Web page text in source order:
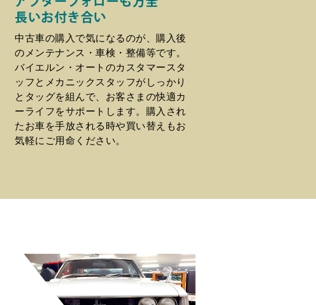
長いお付き合い
中古車の購入で気になるのが、購入後
のメンテナンス・車検・整備等です。
バイエルン・オートのカスタマースタ
ッフとメカニックスタッフがしっかり
とタッグを組んで、お客さまの快適カ
ーライフをサポートします。購入され
たお車を手放される時や買い替えもお
気軽にご用命ください。